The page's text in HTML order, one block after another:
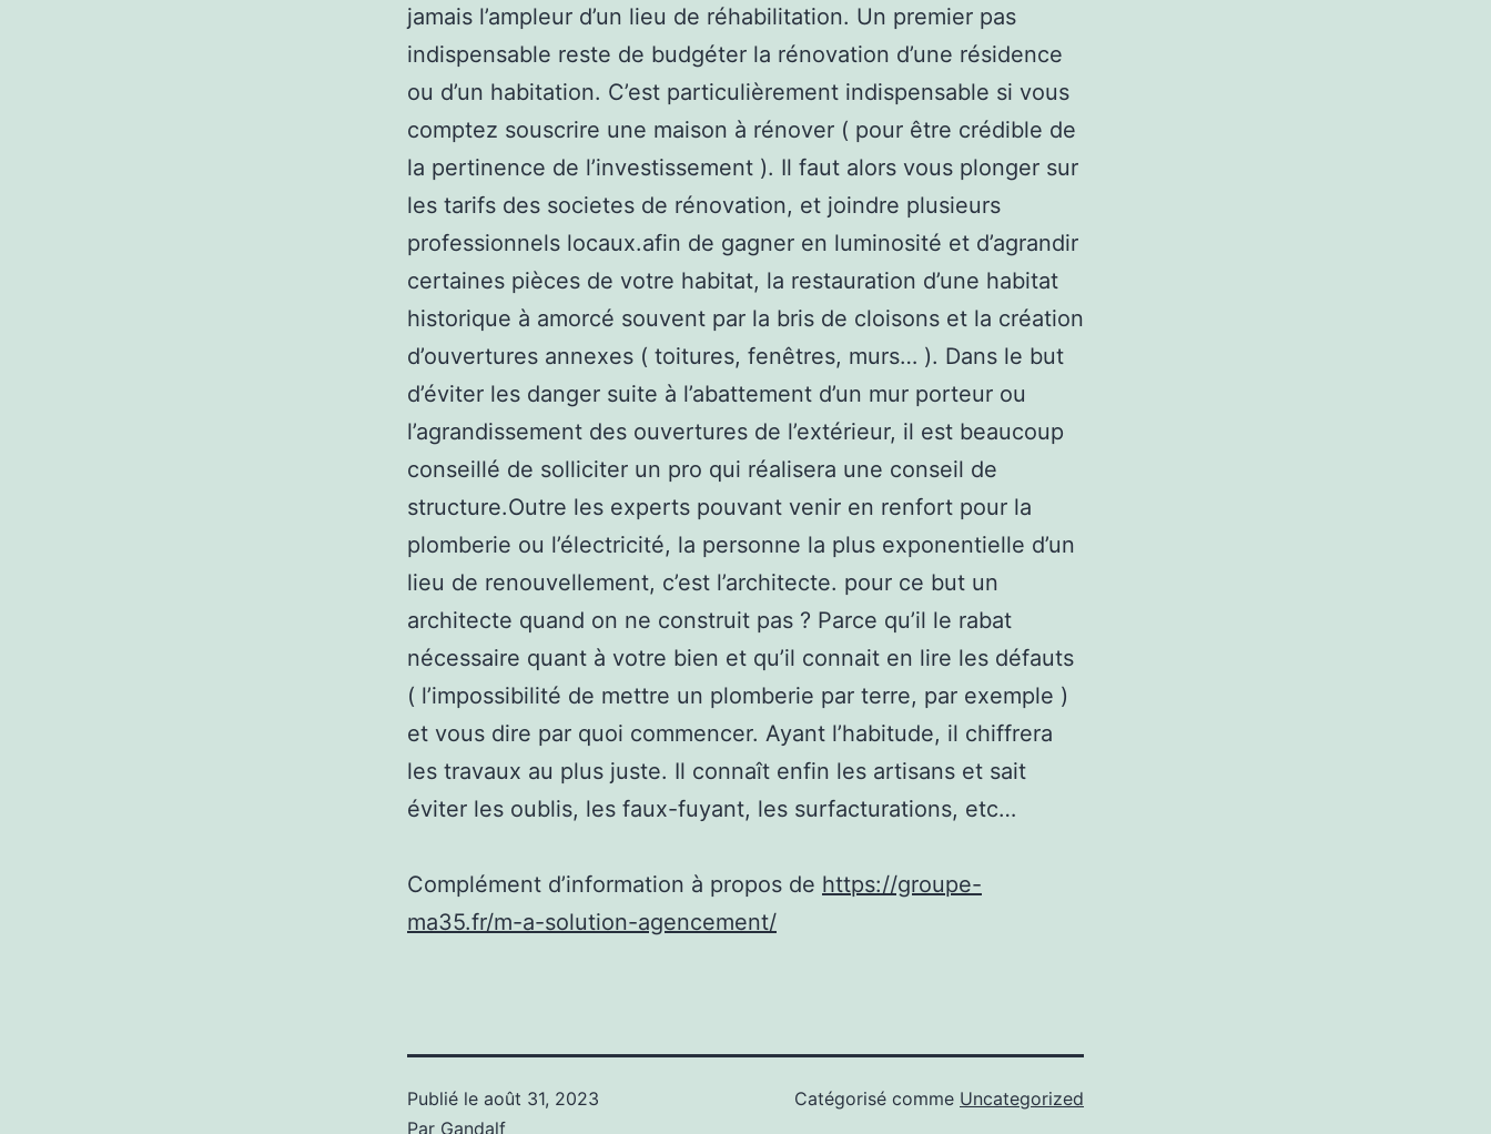
jamais l’ampleur d’un lieu de réhabilitation. Un premier pas
indispensable reste de budgéter la rénovation d’une résidence
ou d’un habitation. C’est particulièrement indispensable si vous
comptez souscrire une maison à rénover ( pour être crédible de
la pertinence de l’investissement ). Il faut alors vous plonger sur
les tarifs des societes de rénovation, et joindre plusieurs
professionnels locaux.afin de gagner en luminosité et d’agrandir
certaines pièces de votre habitat, la restauration d’une habitat
historique à amorcé souvent par la bris de cloisons et la création
d’ouvertures annexes ( toitures, fenêtres, murs… ). Dans le but
d’éviter les danger suite à l’abattement d’un mur porteur ou
l’agrandissement des ouvertures de l’extérieur, il est beaucoup
conseillé de solliciter un pro qui réalisera une conseil de
structure.Outre les experts pouvant venir en renfort pour la
plomberie ou l’électricité, la personne la plus exponentielle d’un
lieu de renouvellement, c’est l’architecte. pour ce but un
architecte quand on ne construit pas ? Parce qu’il le rabat
nécessaire quant à votre bien et qu’il connait en lire les défauts
( l’impossibilité de mettre un plomberie par terre, par exemple )
et vous dire par quoi commencer. Ayant l’habitude, il chiffrera
les travaux au plus juste. Il connaît enfin les artisans et sait
éviter les oublis, les faux-fuyant, les surfacturations, etc…
Complément d’information à propos de https://groupe-
ma35.fr/m-a-solution-agencement/
Publié le août 31, 2023
Par Gandalf
Catégorisé comme Uncategorized